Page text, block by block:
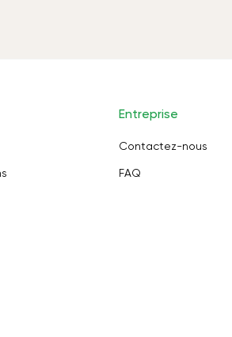
Entreprise
Contactez-nous
FAQ